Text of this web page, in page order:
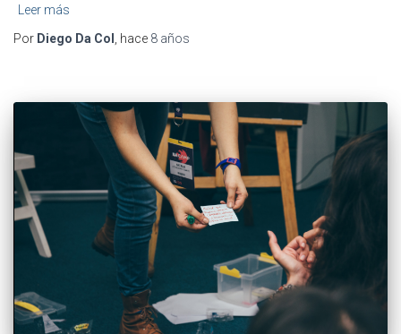
Leer más
Por Diego Da Col , hace 8 años